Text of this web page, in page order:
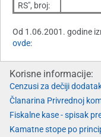
RS", broj:
Od 1.06.2001. godine
ovde:
Korisne informacije:
Cenzusi za dečiji
Članarina Privrednoj
Fiskalne kase - spisak
Kamatne stope po